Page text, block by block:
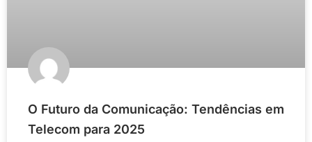
O Futuro da Comunicação: Tendências em
Telecom para 2025